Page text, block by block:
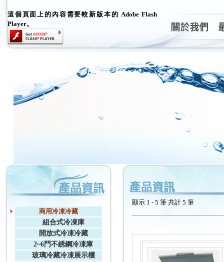
這個頁面上的內容需要較新版本的 Adobe Flash
Player。
商用冷凍冷藏
組合式冷凍庫
開放式冷凍冷藏
2~6門不銹鋼冷凍庫
玻璃冷藏冷凍展示櫃
顯示 1 - 5 筆 共計 5 筆